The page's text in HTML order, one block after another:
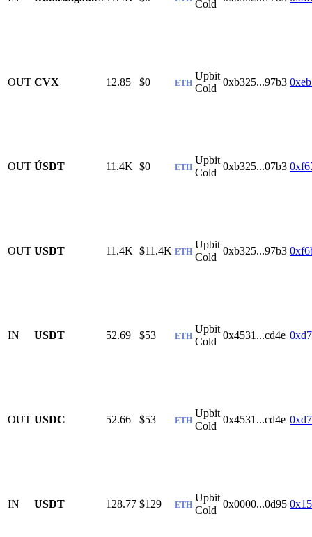
Cold
OUT CVX 12.85 $0 ETH
Upbit
Cold
0xb325...97b3
OUT ÚЅDТ 11.4K $0 ETH
Upbit
Cold
0xb325...07b3
OUT USDT 11.4K $11.4K ETH
Upbit
Cold
0xb325...97b3
IN USDT 52.69 $53 ETH
Upbit
Cold
0x4531...cd4e
OUT USDC 52.66 $53 ETH
Upbit
Cold
0x4531...cd4e
IN USDT 128.77 $129 ETH
Upbit
Cold
0x0000...0d95